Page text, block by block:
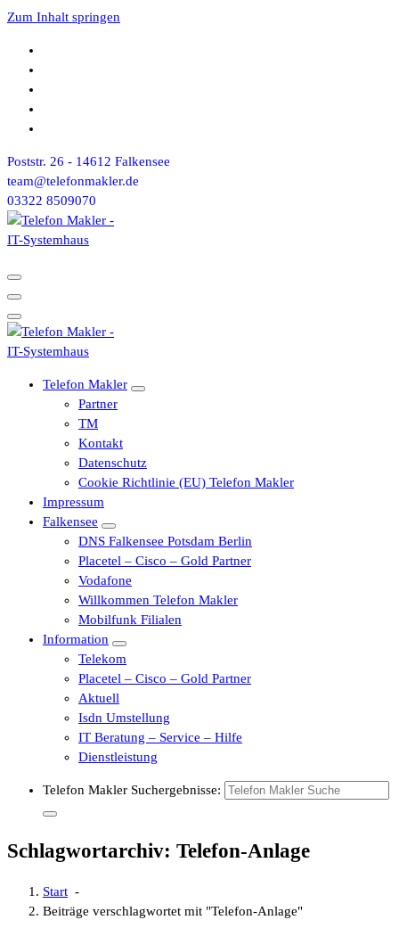
Zum Inhalt springen
Poststr. 26 - 14612 Falkensee
team@telefonmakler.de
03322 8509070
Telefon Makler
Partner
TM
Kontakt
Datenschutz
Cookie Richtlinie (EU) Telefon Makler
Impressum
Falkensee
DNS Falkensee Potsdam Berlin
Placetel – Cisco – Gold Partner
Vodafone
Willkommen Telefon Makler
Mobilfunk Filialen
Information
Telekom
Placetel – Cisco – Gold Partner
Aktuell
Isdn Umstellung
IT Beratung – Service – Hilfe
Dienstleistung
Telefon Makler Suchergebnisse:
Schlagwortarchiv: Telefon-Anlage
Start -
Beiträge verschlagwortet mit "Telefon-Anlage"